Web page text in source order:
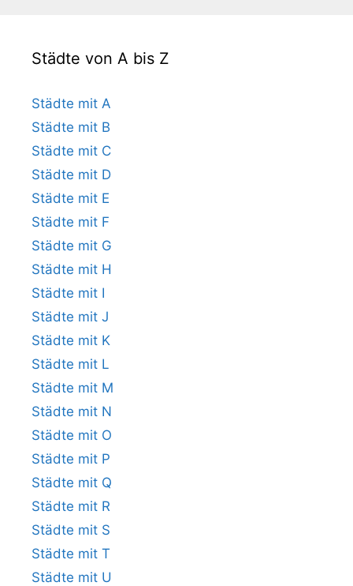
Städte von A bis Z
Städte mit A
Städte mit B
Städte mit C
Städte mit D
Städte mit E
Städte mit F
Städte mit G
Städte mit H
Städte mit I
Städte mit J
Städte mit K
Städte mit L
Städte mit M
Städte mit N
Städte mit O
Städte mit P
Städte mit Q
Städte mit R
Städte mit S
Städte mit T
Städte mit U